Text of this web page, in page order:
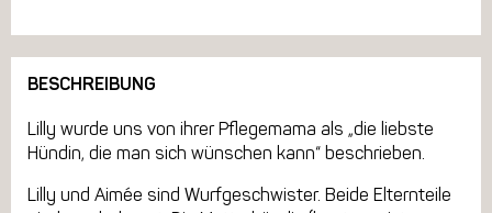
BESCHREIBUNG
Lilly wurde uns von ihrer Pflegemama als „die liebste
Hündin, die man sich wünschen kann“ beschrieben.
Lilly und Aimée sind Wurfgeschwister. Beide Elternteile